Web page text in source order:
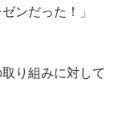
ンだった！」
り組みに対して